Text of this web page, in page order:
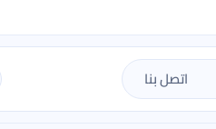
اتصل بنا